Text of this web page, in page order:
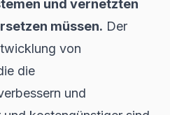
und vernetzten
müssen. Der
von
die
und